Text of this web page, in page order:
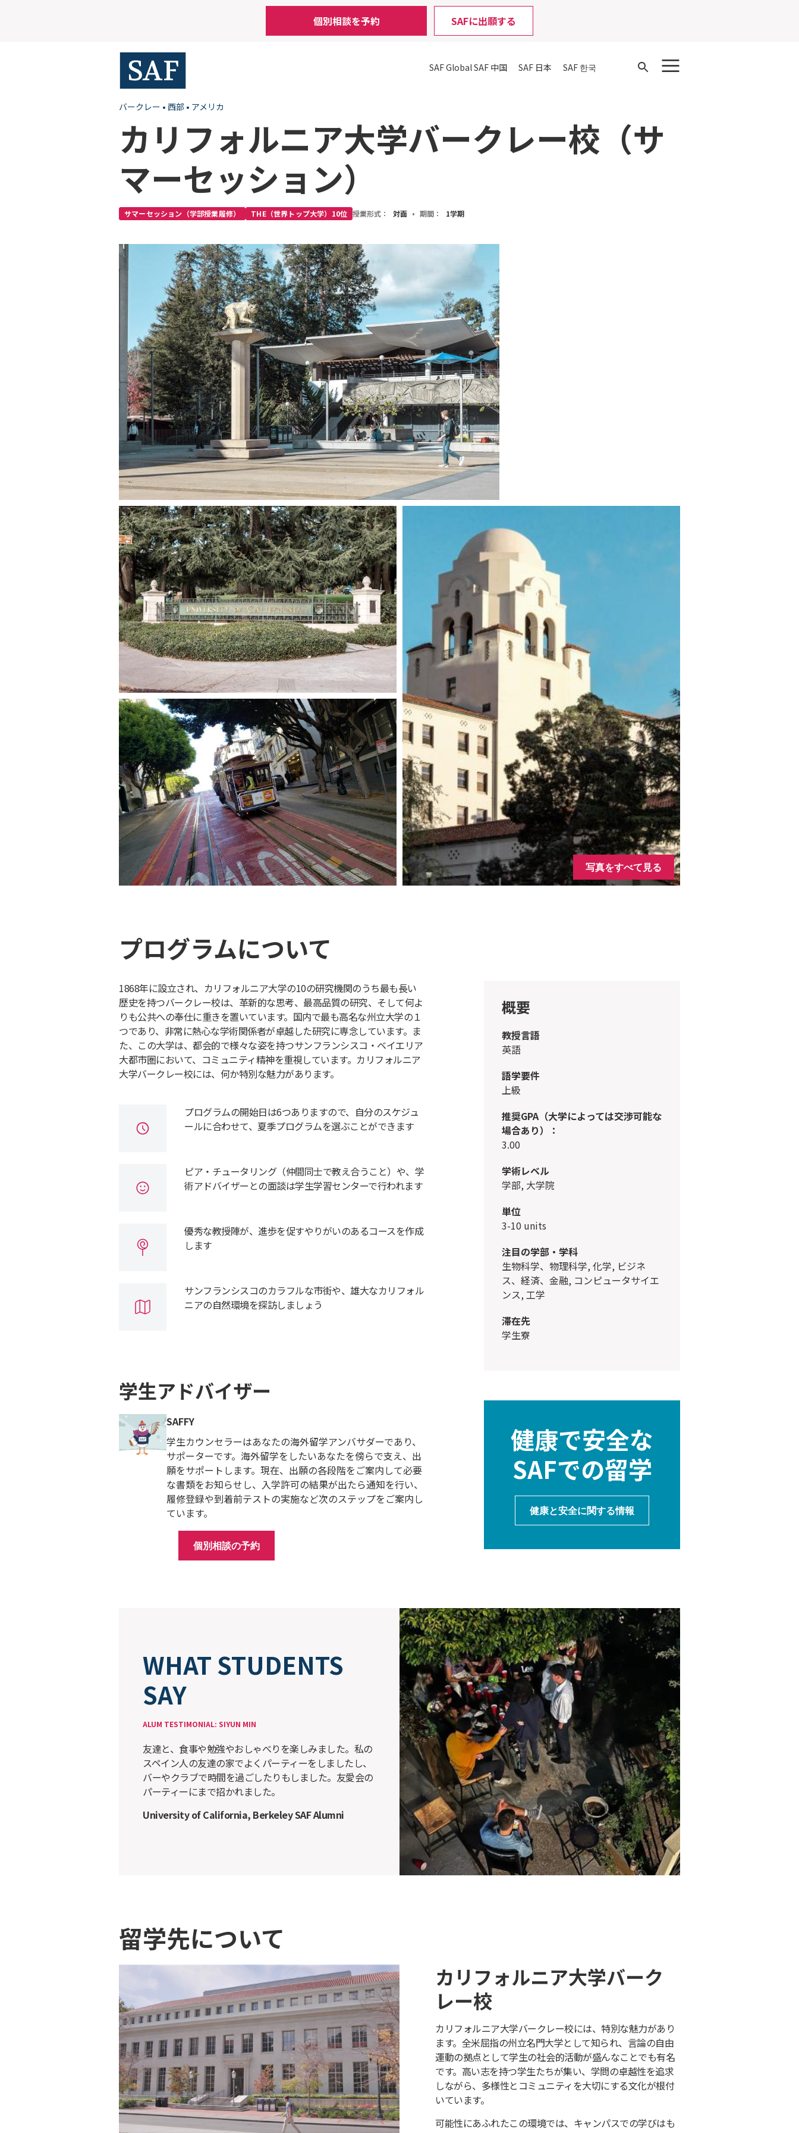
個別相談を予約 SAFに出願する
SAF GlobalSAF 中国 SAF 日本 SAF 한국
Open
バークレー • 西部 • アメリカ
カリフォルニア大学バークレー校（サ
マーセッション）
サマーセッション（学部授業履修） THE（世界トップ大学）10位 授業形式： 対面 • 期間： 1学期
写真をすべて見る
プログラムについて
1868年に設立され、カリフォルニア大学の10の研究機関のうち最も長い
歴史を持つバークレー校は、革新的な思考、最高品質の研究、そして何よ
りも公共への奉仕に重きを置いています。国内で最も高名な州立大学の１
つであり、非常に熱心な学術関係者が卓越した研究に専念しています。ま
た、この大学は、都会的で様々な姿を持つサンフランシスコ・ベイエリア
大都市圏において、コミュニティ精神を重視しています。カリフォルニア
大学バークレー校には、何か特別な魅力があります。
プログラムの開始日は6つありますので、自分のスケジュ
ールに合わせて、夏季プログラムを選ぶことができます
ピア・チュータリング（仲間同士で教え合うこと）や、学
術アドバイザーとの面談は学生学習センターで行われます
優秀な教授陣が、進歩を促すやりがいのあるコースを作成
します
サンフランシスコのカラフルな市街や、雄大なカリフォル
ニアの自然環境を探訪しましょう
学生アドバイザー
SAFFY
学生カウンセラーはあなたの海外留学アンバサダーであり、
サポーターです。海外留学をしたいあなたを傍らで支え、出
願をサポートします。現在、出願の各段階をご案内して必要
な書類をお知らせし、入学許可の結果が出たら通知を行い、
履修登録や到着前テストの実施など次のステップをご案内し
ています。
個別相談の予約
概要
教授言語
英語
語学要件
上級
推奨GPA（大学によっては交渉可能な
場合あり）：
3.00
学術レベル
学部, 大学院
単位
3-10 units
注目の学部・学科
生物科学、物理科学, 化学, ビジネ
ス、経済、金融, コンピュータサイエ
ンス, 工学
滞在先
学生寮
健康で安全な
SAFでの留学
健康と安全に関する情報
WHAT STUDENTS
SAY
ALUM TESTIMONIAL: SIYUN MIN
友達と、食事や勉強やおしゃべりを楽しみました。私の
スペイン人の友達の家でよくパーティーをしましたし、
バーやクラブで時間を過ごしたりもしました。友愛会の
パーティーにまで招かれました。
University of California, Berkeley SAF Alumni
留学先について
カリフォルニア大学バーク
レー校
カリフォルニア大学バークレー校には、特別な魅力があり
ます。全米屈指の州立名門大学として知られ、言論の自由
運動の拠点として学生の社会的活動が盛んなことでも有名
です。高い志を持つ学生たちが集い、学問の卓越性を追求
しながら、多様性とコミュニティを大切にする文化が根付
いています。
可能性にあふれたこの環境では、キャンパスでの学びはも